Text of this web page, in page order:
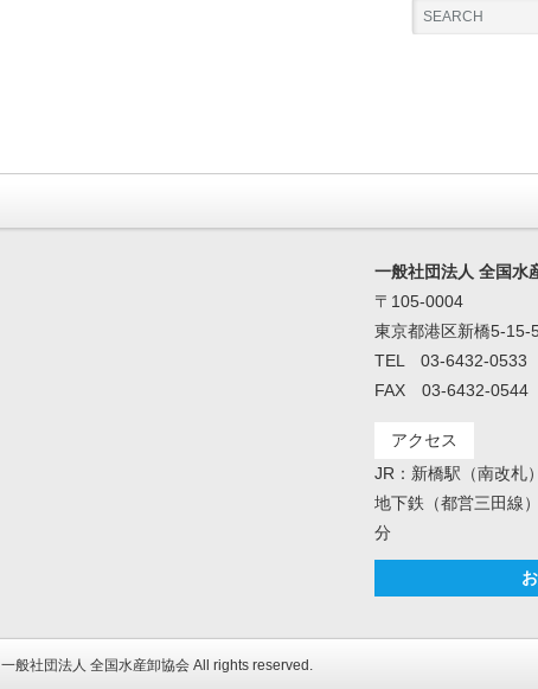
一般社団法人 全国水
〒105-0004
東京都港区新橋5-15-
TEL 03-6432-0533
FAX 03-6432-0544
アクセス
JR：新橋駅（南改札
地下鉄（都営三田線
分
一般社団法人 全国水産卸協会 All rights reserved.